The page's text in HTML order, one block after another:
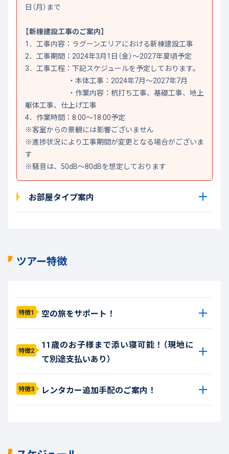
日（月）まで
【新棟建設工事のご案内】
1．工事内容：ラグーンエリアにおける新棟建設工事
2．工事期間：2024年3月1日（金）～2027年夏頃予定
3．工事工程：下記スケジュールを予定しております。
・本体工事：2024年7月～2027年7月
・作業内容：杭打ち工事、基礎工事、地上
躯体工事、仕上げ工事
4．作業時間：8:00～18:00予定
※客室からの景観には影響ございません
※進捗状況により工事期間が変更となる場合がございま
す
※騒音は、50dB～80dBを想定しております
お部屋タイプ案内
ツアー特徴
特徴1 空の旅をサポート！
特徴2
11歳のお子様まで添い寝可能！（現地に
て別途支払いあり）
特徴3 レンタカー追加手配のご案内！